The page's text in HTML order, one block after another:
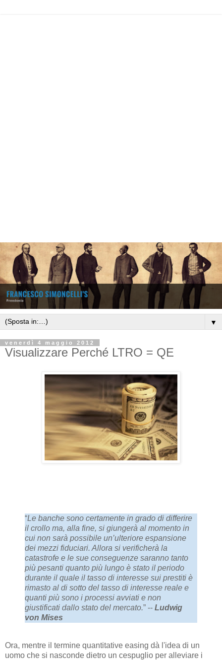
▼
venerdì 4 maggio 2012
Visualizzare Perché LTRO = QE
“Le banche sono certamente in grado di differire
il crollo ma, alla fine, si giungerà al momento in
cui non sarà possibile un’ulteriore espansione
dei mezzi fiduciari. Allora si verificherà la
catastrofe e le sue conseguenze saranno tanto
più pesanti quanto più lungo è stato il periodo
durante il quale il tasso di interesse sui prestiti è
rimasto al di sotto del tasso di interesse reale e
quanti più sono i processi avviati e non
giustificati dallo stato del mercato.” -- Ludwig
von Mises
Ora, mentre il termine quantitative easing dà l'idea di un
uomo che si nasconde dietro un cespuglio per alleviare i